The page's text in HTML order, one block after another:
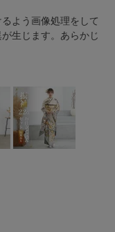
よう画像処理をして
生じます。あらかじ